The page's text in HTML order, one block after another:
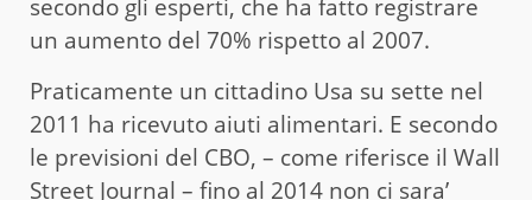
secondo gli esperti, che ha fatto registrare
un aumento del 70% rispetto al 2007.
Praticamente un cittadino Usa su sette nel
2011 ha ricevuto aiuti alimentari. E secondo
le previsioni del CBO, – come riferisce il Wall
Street Journal – fino al 2014 non ci sara’